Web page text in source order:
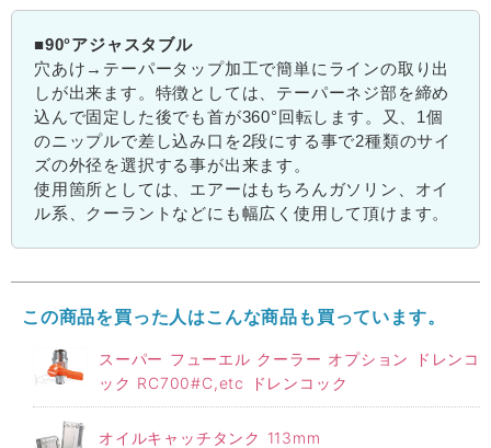
■90°アジャスタブル
穴あけ→テーパータップ加工で簡単にラインの取り出
しが出来ます。特徴としては、テーパーネジ部を締め
込んで固定した後でも首が360°回転します。又、1個
のニップルで差し込み口を2段にする事で2種類のサイ
ズの外径を選択する事が出来ます。
使用箇所としては、エアーはもちろんガソリン、オイ
ル系、クーラントなどにも幅広く使用して頂けます。
この商品を買った人はこんな商品も買っています。
スーパー フューエル クーラー オプション ドレンコ
ック RC700#C,etc ドレンコック
オイルキャッチタンク 113mm